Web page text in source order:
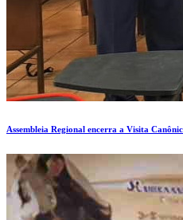
Assembleia Regional encerra a Visita